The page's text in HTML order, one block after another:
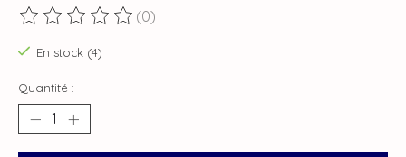
Ce produit est évalué à
(0)
En stock (4)
Quantité :